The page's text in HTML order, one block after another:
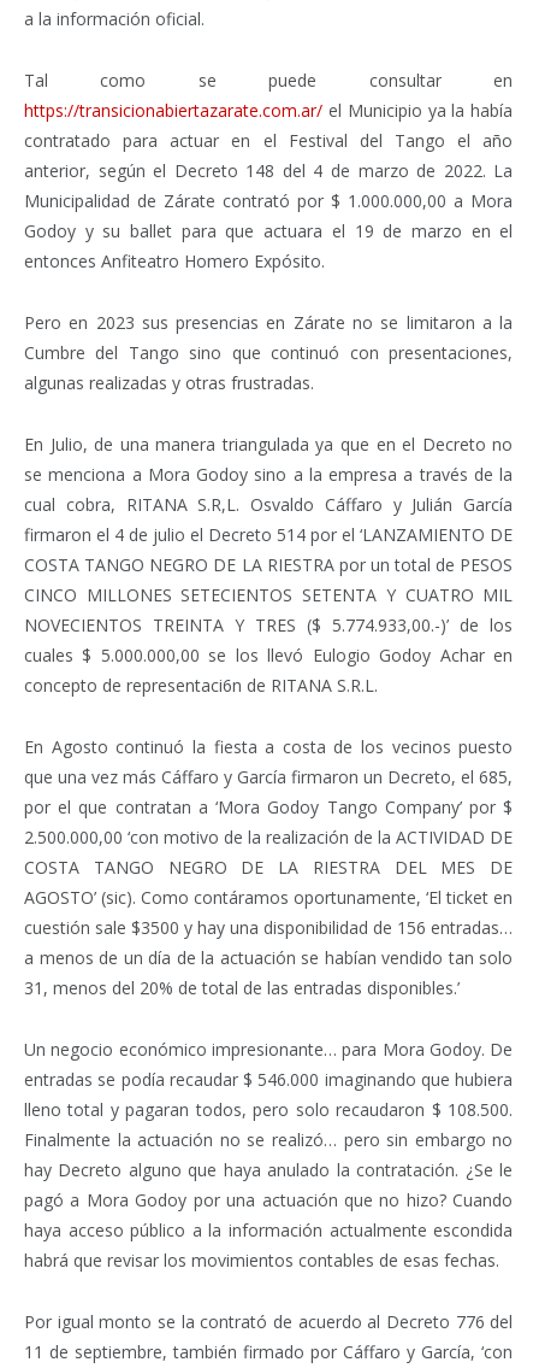
a la información oficial.
Tal como se puede consultar en
https://transicionabiertazarate.com.ar/ el Municipio ya la había
contratado para actuar en el Festival del Tango el año
anterior, según el Decreto 148 del 4 de marzo de 2022. La
Municipalidad de Zárate contrató por $ 1.000.000,00 a Mora
Godoy y su ballet para que actuara el 19 de marzo en el
entonces Anfiteatro Homero Expósito.
Pero en 2023 sus presencias en Zárate no se limitaron a la
Cumbre del Tango sino que continuó con presentaciones,
algunas realizadas y otras frustradas.
En Julio, de una manera triangulada ya que en el Decreto no
se menciona a Mora Godoy sino a la empresa a través de la
cual cobra, RITANA S.R,L. Osvaldo Cáffaro y Julián García
firmaron el 4 de julio el Decreto 514 por el ‘LANZAMIENTO DE
COSTA TANGO NEGRO DE LA RIESTRA por un total de PESOS
CINCO MILLONES SETECIENTOS SETENTA Y CUATRO MIL
NOVECIENTOS TREINTA Y TRES ($ 5.774.933,00.-)’ de los
cuales $ 5.000.000,00 se los llevó Eulogio Godoy Achar en
concepto de representaci6n de RITANA S.R.L.
En Agosto continuó la fiesta a costa de los vecinos puesto
que una vez más Cáffaro y García firmaron un Decreto, el 685,
por el que contratan a ‘Mora Godoy Tango Company’ por $
2.500.000,00 ‘con motivo de la realización de la ACTIVIDAD DE
COSTA TANGO NEGRO DE LA RIESTRA DEL MES DE
AGOSTO’ (sic). Como contáramos oportunamente, ‘El ticket en
cuestión sale $3500 y hay una disponibilidad de 156 entradas…
a menos de un día de la actuación se habían vendido tan solo
31, menos del 20% de total de las entradas disponibles.’
Un negocio económico impresionante… para Mora Godoy. De
entradas se podía recaudar $ 546.000 imaginando que hubiera
lleno total y pagaran todos, pero solo recaudaron $ 108.500.
Finalmente la actuación no se realizó… pero sin embargo no
hay Decreto alguno que haya anulado la contratación. ¿Se le
pagó a Mora Godoy por una actuación que no hizo? Cuando
haya acceso público a la información actualmente escondida
habrá que revisar los movimientos contables de esas fechas.
Por igual monto se la contrató de acuerdo al Decreto 776 del
11 de septiembre, también firmado por Cáffaro y García, ‘con